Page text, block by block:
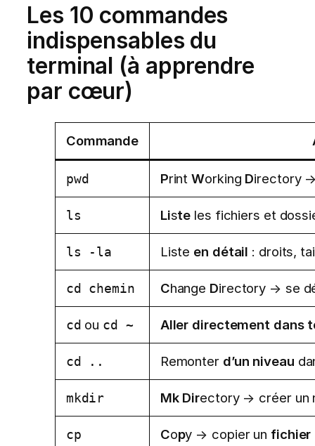
Les 10 commandes
indispensables du
terminal (à apprendre
par cœur)
Commande
pwd PrintWorking Directory
ls Liste les fichiers et
ls -la Liste en détail : droits,
cd chemin Change Directory → se
cd ou cd ~ Aller directement dans
cd .. Remonter d’un niveau
mkdir Mk Directory → créer un
cp Copy → copier un fichier